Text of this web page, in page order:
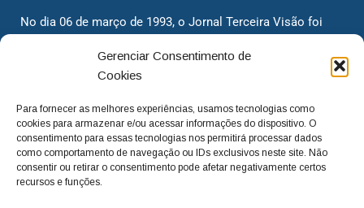
Gerenciar Consentimento de
Cookies
Para fornecer as melhores experiências, usamos tecnologias como
cookies para armazenar e/ou acessar informações do dispositivo. O
consentimento para essas tecnologias nos permitirá processar dados
como comportamento de navegação ou IDs exclusivos neste site. Não
consentir ou retirar o consentimento pode afetar negativamente certos
recursos e funções.
No dia 06 de março de 1993, o Jornal Terceira Visão foi
cidadãos valinhenses, já que naquela época só existiam
dois jornais. Há mais de 30 anos, o jornal continua
com o foco de trazer as melhores notícias. Nunca
deixamos de lado as necessidades do cidadão, sempre
questionando os órgãos públicos em busca de melhorias
para a cidade e sempre cobrando resoluções para casos